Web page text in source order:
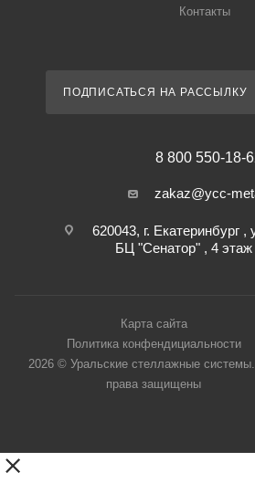
Контакты
ПОДПИСАТЬСЯ НА РАССЫЛКУ
8 800 550-18-
zakaz@ycc-
620043, г. Екатеринбург ,
БЦ "Сенатор" , 4
Карта сайта
Политика конфендициальности
2026 © Уральские стеллажные
права защищены